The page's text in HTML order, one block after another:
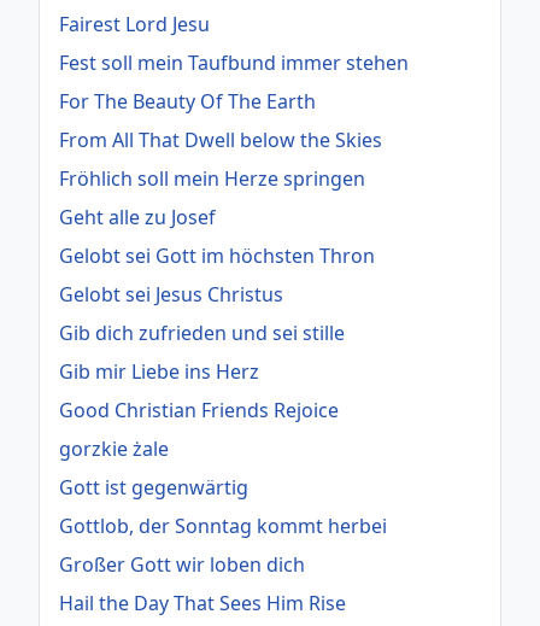
Fairest Lord Jesu
Fest soll mein Taufbund immer stehen
For The Beauty Of The Earth
From All That Dwell below the Skies
Fröhlich soll mein Herze springen
Geht alle zu Josef
Gelobt sei Gott im höchsten Thron
Gelobt sei Jesus Christus
Gib dich zufrieden und sei stille
Gib mir Liebe ins Herz
Good Christian Friends Rejoice
gorzkie żale
Gott ist gegenwärtig
Gottlob, der Sonntag kommt herbei
Großer Gott wir loben dich
Hail the Day That Sees Him Rise